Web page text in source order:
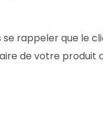
rappeler que le
de votre